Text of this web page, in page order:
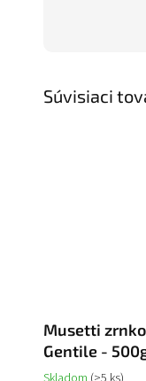
Súvisiaci
Musetti
Gentile -